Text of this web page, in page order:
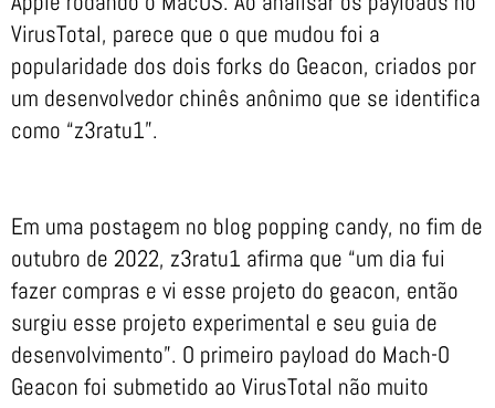
VirusTotal, parece que o que mudou foi a
popularidade dos dois forks do Geacon, criados por
um desenvolvedor chinês anônimo que se identifica
como “z3ratu1”.
Em uma postagem no blog popping candy, no fim de
outubro de 2022, z3ratu1 afirma que “um dia fui
fazer compras e vi esse projeto do geacon, então
surgiu esse projeto experimental e seu guia de
desenvolvimento”. O primeiro payload do Mach-O
Geacon foi submetido ao VirusTotal não muito